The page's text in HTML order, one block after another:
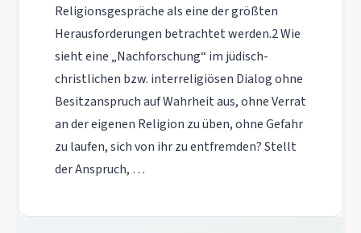
Religionsgespräche als eine der größten
Herausforderungen betrachtet werden.2 Wie
sieht eine „Nachforschung“ im jüdisch-
christlichen bzw. interreligiösen Dialog ohne
Besitzanspruch auf Wahrheit aus, ohne Verrat
an der eigenen Religion zu üben, ohne Gefahr
zu laufen, sich von ihr zu entfremden? Stellt
der Anspruch, …